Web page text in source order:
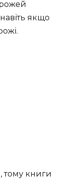
якщо
тому книги